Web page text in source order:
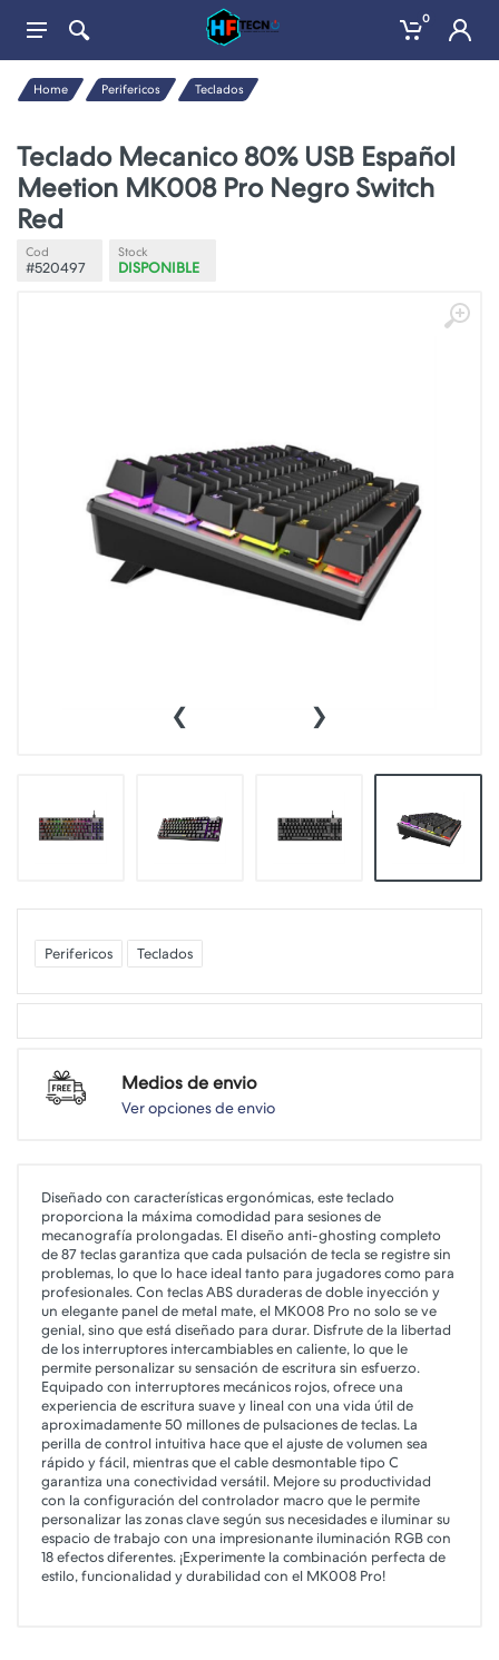
0
Home Perifericos Teclados
Teclado Mecanico 80% USB Español
Meetion MK008 Pro Negro Switch
Red
Cod
#520497
Stock
DISPONIBLE
‹ ›
Perifericos Teclados
Medios de envio
Ver opciones de envio
Diseñado con características ergonómicas, este teclado
proporciona la máxima comodidad para sesiones de
mecanografía prolongadas. El diseño anti-ghosting completo
de 87 teclas garantiza que cada pulsación de tecla se registre sin
problemas, lo que lo hace ideal tanto para jugadores como para
profesionales. Con teclas ABS duraderas de doble inyección y
un elegante panel de metal mate, el MK008 Pro no solo se ve
genial, sino que está diseñado para durar. Disfrute de la libertad
de los interruptores intercambiables en caliente, lo que le
permite personalizar su sensación de escritura sin esfuerzo.
Equipado con interruptores mecánicos rojos, ofrece una
experiencia de escritura suave y lineal con una vida útil de
aproximadamente 50 millones de pulsaciones de teclas. La
perilla de control intuitiva hace que el ajuste de volumen sea
rápido y fácil, mientras que el cable desmontable tipo C
garantiza una conectividad versátil. Mejore su productividad
con la configuración del controlador macro que le permite
personalizar las zonas clave según sus necesidades e iluminar su
espacio de trabajo con una impresionante iluminación RGB con
18 efectos diferentes. ¡Experimente la combinación perfecta de
estilo, funcionalidad y durabilidad con el MK008 Pro!